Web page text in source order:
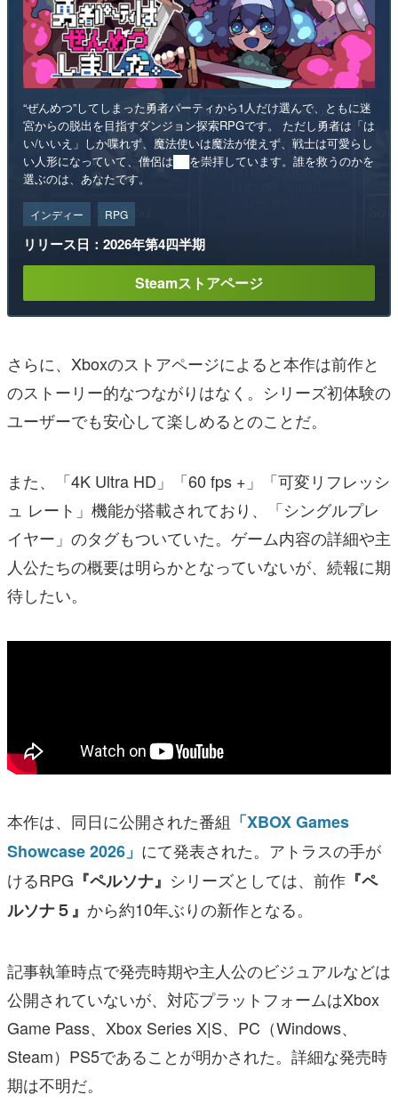
“ぜんめつ”してしまった勇者パーティから1人だけ選んで、ともに迷
宮からの脱出を目指すダンジョン探索RPGです。 ただし勇者は「は
い/いいえ」しか喋れず、魔法使いは魔法が使えず、戦士は可愛らし
い人形になっていて、僧侶は██を崇拝しています。誰を救うのかを
選ぶのは、あなたです。
インディー RPG
リリース日：2026年第4四半期
Steamストアページ
さらに、Xboxのストアページによると本作は前作と
のストーリー的なつながりはなく。シリーズ初体験の
ユーザーでも安心して楽しめるとのことだ。
また、「4K Ultra HD」「60 fps +」「可変リフレッシ
ュ レート」機能が搭載されており、「シングルプレ
イヤー」のタグもついていた。ゲーム内容の詳細や主
人公たちの概要は明らかとなっていないが、続報に期
待したい。
本作は、同日に公開された番組 「XBOX Games
Showcase 2026」 にて発表された。アトラスの手が
けるRPG 『ペルソナ』 シリーズとしては、前作 『ペ
ルソナ５』 から約10年ぶりの新作となる。
記事執筆時点で発売時期や主人公のビジュアルなどは
公開されていないが、対応プラットフォームはXbox
Game Pass、Xbox Series X|S、PC（Windows、
Steam）PS5であることが明かされた。詳細な発売時
期は不明だ。